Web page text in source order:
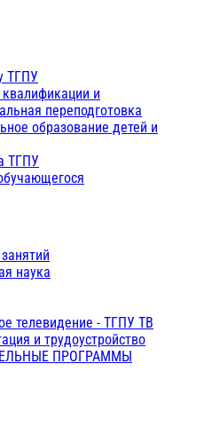
ТГПУ
и
переподготовка
образование детей и
ТГПУ
наука
телевидение - ТГПУ ТВ
и трудоустройство
ПРОГРАММЫ